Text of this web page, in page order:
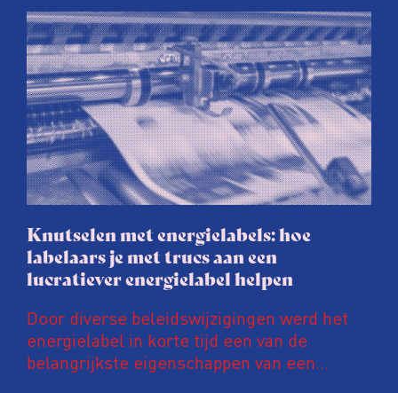
Knutselen met energielabels: hoe
labelaars je met trucs aan een
lucratiever energielabel helpen
Door diverse beleidswijzigingen werd het
energielabel in korte tijd een van de
belangrijkste eigenschappen van een